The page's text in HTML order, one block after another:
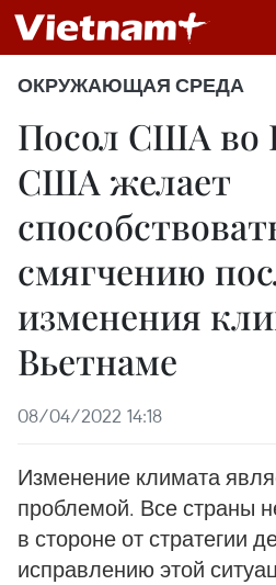
ОКРУЖАЮЩАЯ СРЕДА
Посол США во
США желает
смягчению
изменения
Вьетнаме
08/04/2022 14:18
Изменение климата
проблемой. Все страны
в стороне от стратегии
исправлению этой